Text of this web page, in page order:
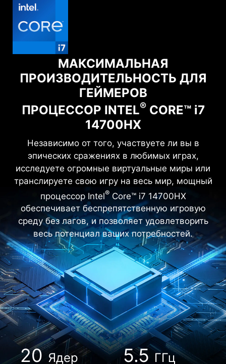
МАКСИМАЛЬНАЯ
ПРОИЗВОДИТЕЛЬНОСТЬ ДЛЯ
ГЕЙМЕРОВ
ПРОЦЕССОР INTEL®CORE™ i7
14700HX
Независимо от того, участвуете ли вы в
эпических сражениях в любимых играх,
исследуете огромные виртуальные миры или
транслируете свою игру на весь мир, мощный
процессор Intel®Core™ i7 14700HX
обеспечивает беспрепятственную игровую
среду без лагов, и позволяет удовлетворить
весь потенциал ваших потребностей.
20Ядер 5.5ГГц